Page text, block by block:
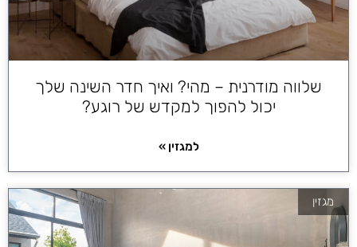
שלווה מודרנית – מהי? ואיך חדר השינה שלך
יכול להפוך למקדש של רוגע?
למגזין »
מגזין